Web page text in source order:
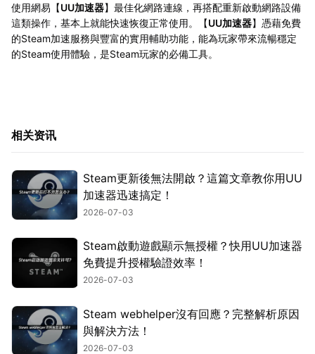
使用網易【UU加速器】最佳化網路連線，再搭配重新啟動網路設備
這類操作，基本上就能快速恢復正常使用。【UU加速器】憑藉免費
的Steam加速服務與豐富的實用輔助功能，能為玩家帶來流暢穩定
的Steam使用體驗，是Steam玩家的必備工具。
相关资讯
Steam更新後無法開啟？這篇文章教你用UU
加速器迅速搞定！
2026-07-03
Steam啟動遊戲顯示無授權？快用UU加速器
免費提升授權驗證效率！
2026-07-03
Steam webhelper沒有回應？完整解析原因
與解決方法！
2026-07-03